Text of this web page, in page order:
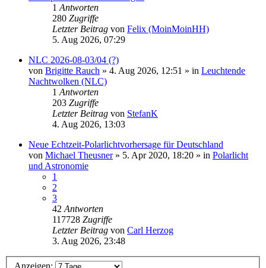
1 Antworten
280 Zugriffe
Letzter Beitrag von Felix (MoinMoinHH)
5. Aug 2026, 07:29
NLC 2026-08-03/04 (?)
von Brigitte Rauch » 4. Aug 2026, 12:51 » in Leuchtende
Nachtwolken (NLC)
1 Antworten
203 Zugriffe
Letzter Beitrag von StefanK
4. Aug 2026, 13:03
Neue Echtzeit-Polarlichtvorhersage für Deutschland
von Michael Theusner» 5. Apr 2020, 18:20 » in Polarlicht
und Astronomie
1
2
3
42 Antworten
117728 Zugriffe
Letzter Beitrag von Carl Herzog
3. Aug 2026, 23:48
Anzeigen: